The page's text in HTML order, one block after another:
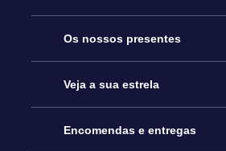
Serviço
Contactos
O Blog
Os nossos presentes
Prenda Star Online
Pacote Prenda OSR
Veja a sua estrela
Registo de Estrela
Encomendas e entregas